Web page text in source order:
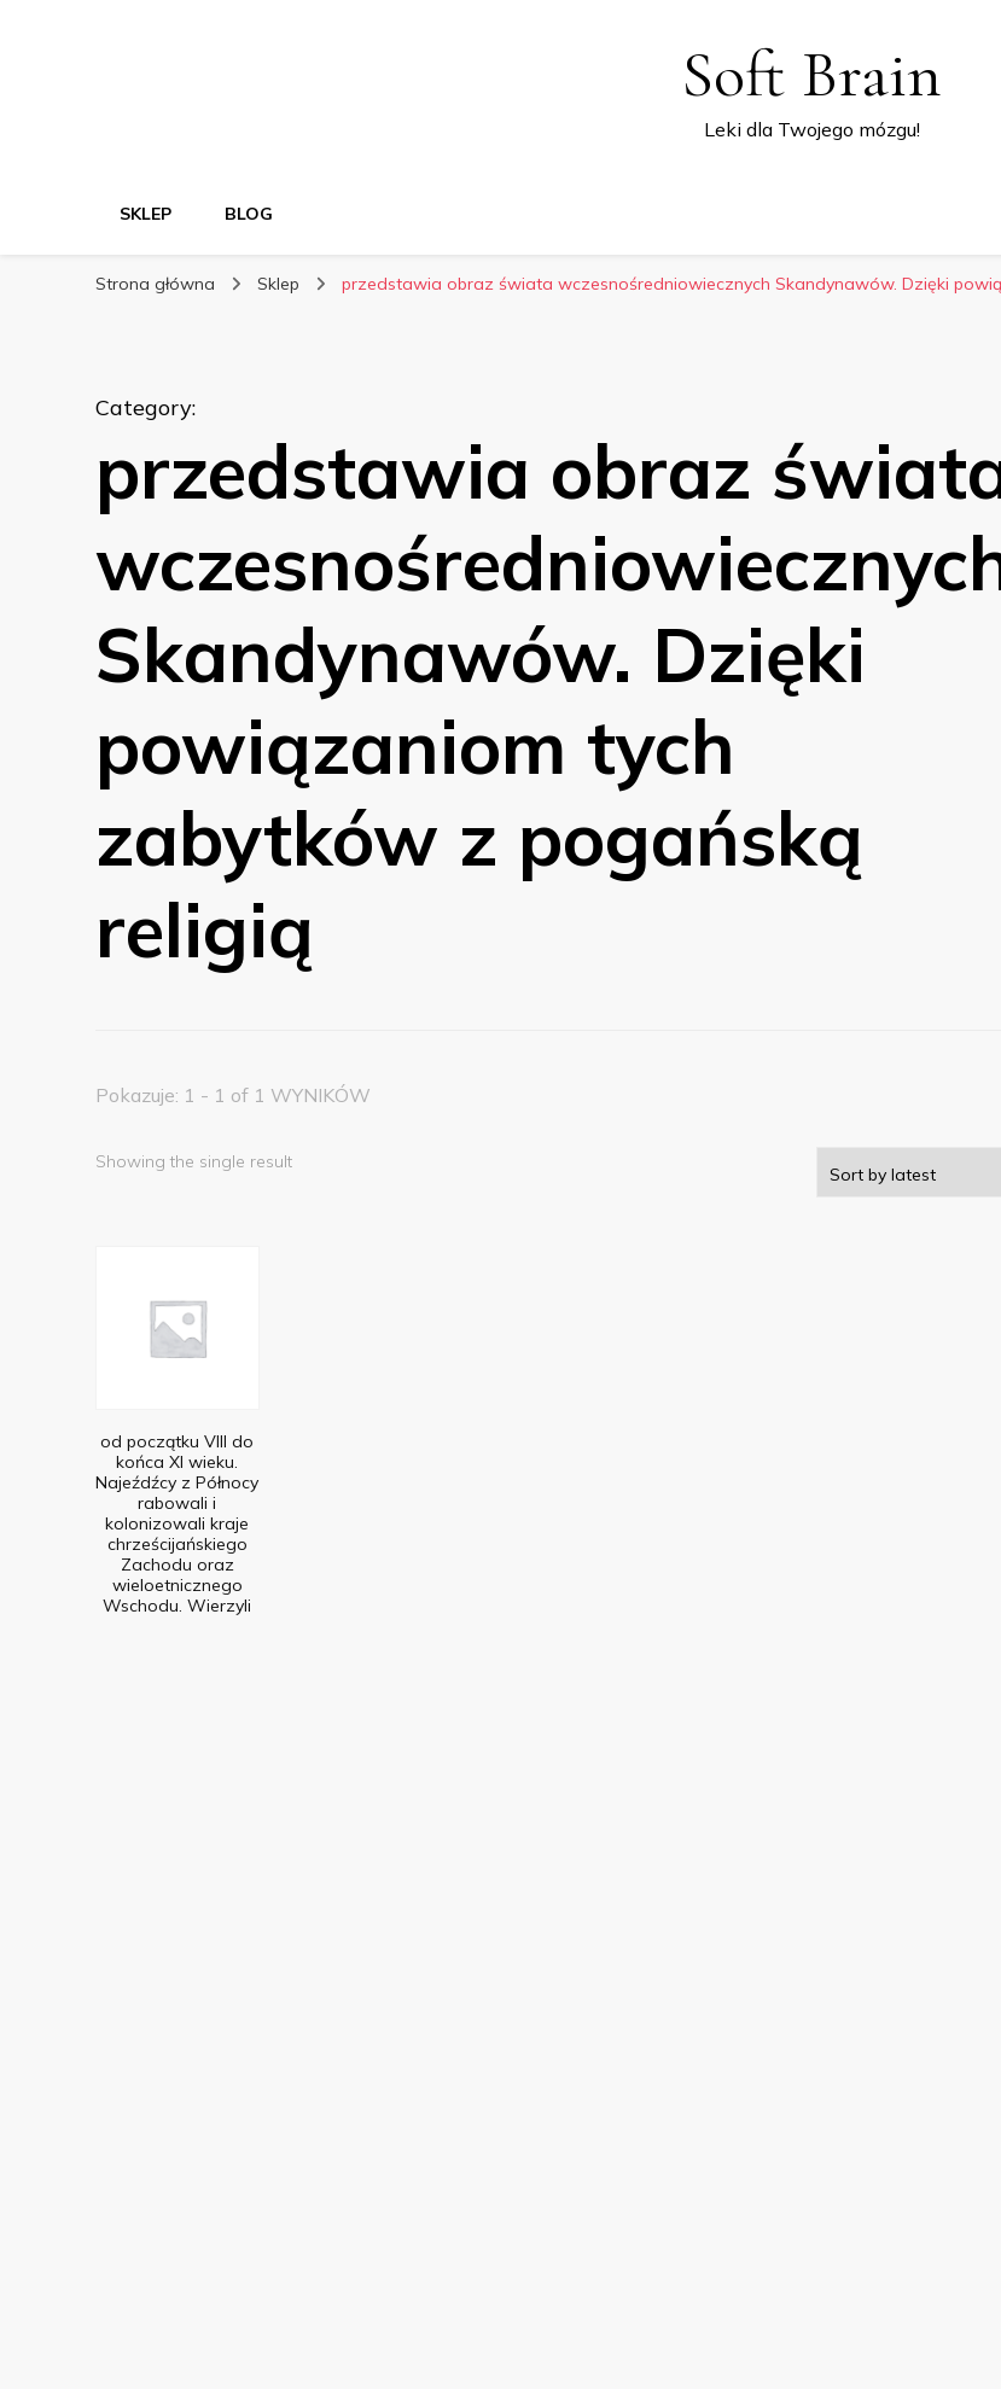
Soft Brain
Leki dla Twojego mózgu!
SKLEP BLOG
Strona główna Sklep przedstawia obraz świata wczesnośredniowiecznych Skandynawów. Dzięki
Category:
przedstawia obraz
Skandynawów. Dzięki
powiązaniom tych
zabytków z pogańską
religią
Pokazuje: 1 - 1 of 1 WYNIKÓW
Showing the single result
od początku VIII do
końca XI wieku.
Najeźdźcy z Północy
rabowali i
kolonizowali kraje
chrześcijańskiego
Zachodu oraz
wieloetnicznego
Wschodu. Wierzyli